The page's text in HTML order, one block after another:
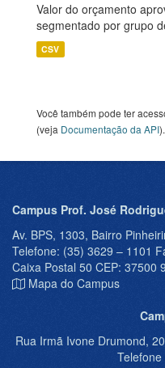
Valor do orçamento
segmentado por grupo
CSV
Você também pode ter
(veja Documentação da API).
Campus Prof. José
Av. BPS, 1303, Bairro
Telefone: (35) 3629 – 1101
Caixa Postal 50 CEP: 37500
Mapa do Campus
Rua Irmã Ivone Drumond,